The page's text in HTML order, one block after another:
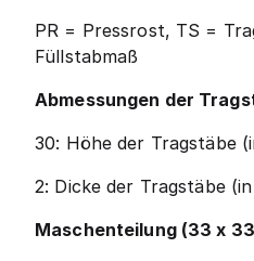
PR = Pressrost, TS =
Füllstabmaß
Abmessungen der
30: Höhe der Tragstäbe
2: Dicke der Tragstäbe
Maschenteilung (33 x